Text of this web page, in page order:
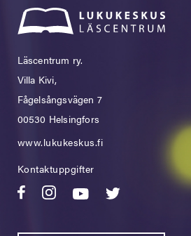
Läscentrum ry.
Villa Kivi,
Fågelsångsvägen 7
00530 Helsingfors
www.lukukeskus.fi
Kontaktuppgifter